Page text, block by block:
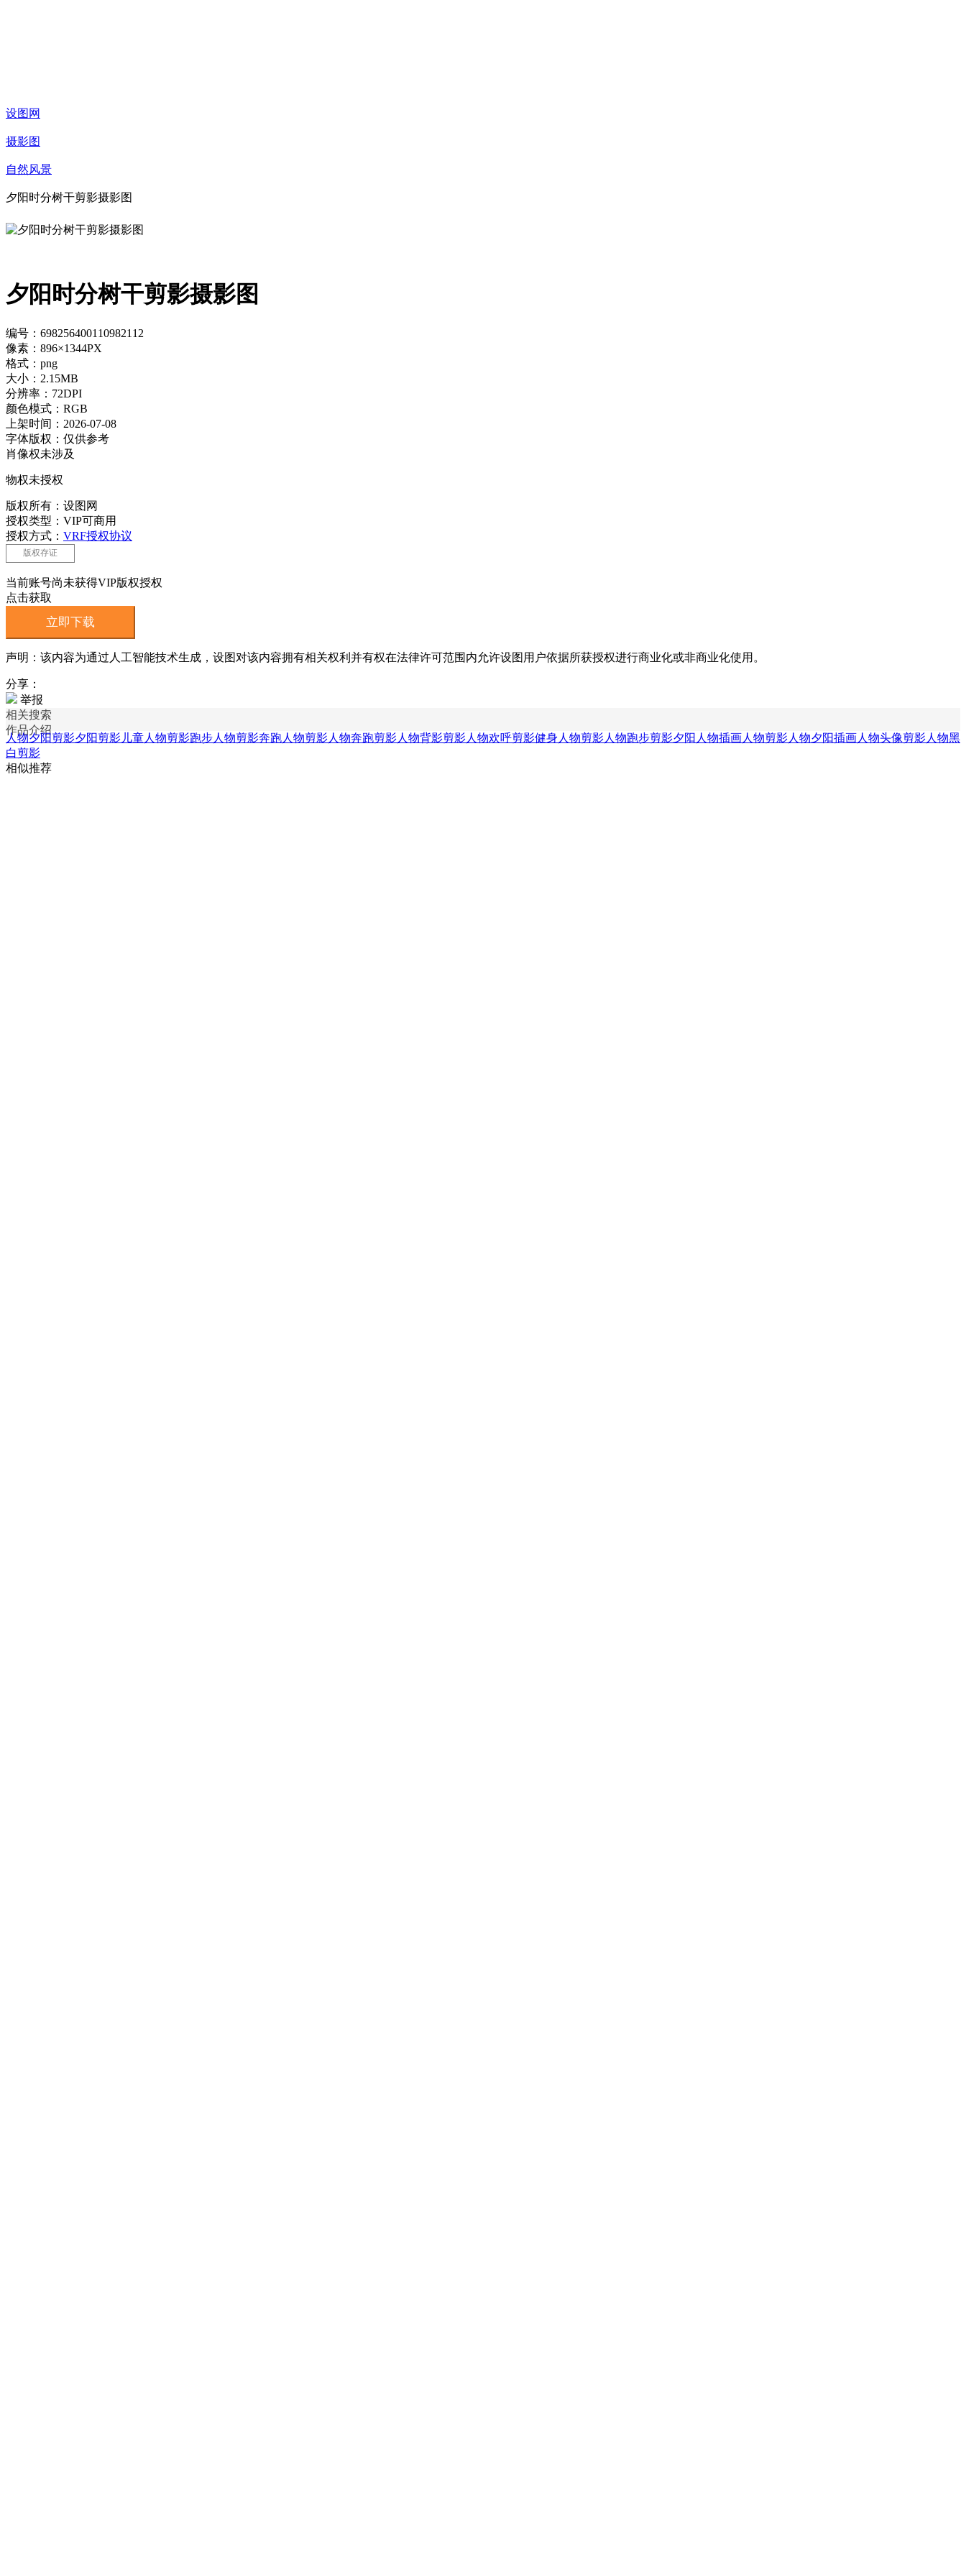
设图网
摄影图
自然风景
夕阳时分树干剪影摄影图
夕阳时分树干剪影摄影图
编号：698256400110982112
像素：896×1344PX
格式：png
大小：2.15MB
分辨率：72DPI
颜色模式：RGB
上架时间：2026-07-08
字体版权：仅供参考
肖像权未涉及
物权未授权
版权所有：设图网
授权类型：VIP可商用
授权方式： VRF授权协议
版权存证
当前账号尚未获得VIP版权授权
点击获取
立即下载
声明：该内容为通过人工智能技术生成，设图对该内容拥有相关权利并有权在法律许可范围内允许设图用户依据所获授权进行商业化或非商业化使用。
分享：
举报
相关搜索
作品介绍
人物夕阳剪影夕阳剪影 儿童人物剪影跑步人物剪影奔跑人物剪影人物奔跑剪影人物背影剪影人物欢呼剪影健身人物剪影人物跑步剪影夕阳人物插画人物剪影人物夕阳插画人物头像剪影人物黑
白剪影
相似推荐